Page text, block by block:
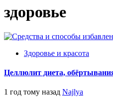
здоровье
Здоровье и красота
Целлюлит диета,
1 год тому назад Najlya